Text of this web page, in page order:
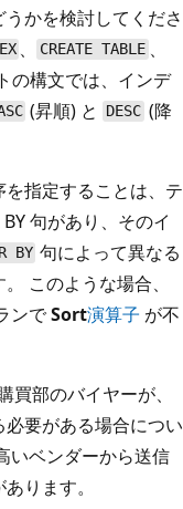
かを検討してくださ
、 CREATE TABLE 、
の構文では、インデ
(昇順) と DESC(降
指定することは、テ
句があり、そのイ
BY 句によって異なる
このような場合、
ンでSort演算子 が不
部のバイヤーが、
要がある場合につい
いベンダーから送信
ります。